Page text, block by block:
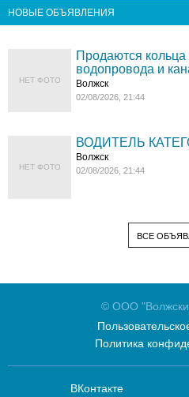
НОВЫЕ ОБЪЯВЛЕНИЯ
НЕТ ФОТО
Продаются
водопровода и
Волжск
02/08/2026, 21:44
НЕТ ФОТО
ВОДИТЕЛЬ
Волжск
02/08/2026, 21:44
ВСЕ
© ООО
Политика
ВКонтакте